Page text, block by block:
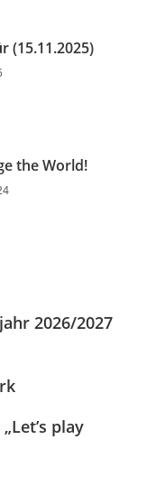
(15.11.2025)
the World!
2026/2027
play